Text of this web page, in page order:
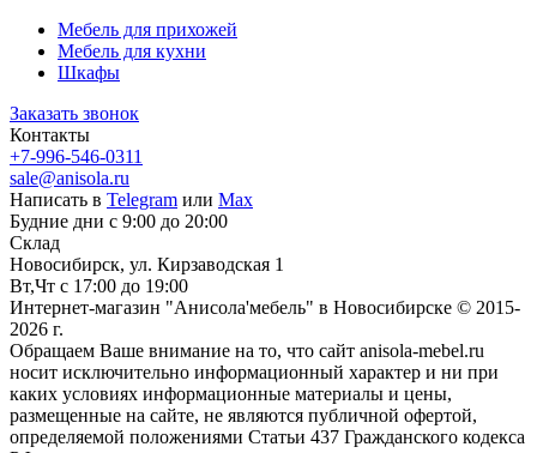
Мебель для прихожей
Мебель для кухни
Шкафы
Заказать звонок
Контакты
+7-996-546-0311
sale@anisola.ru
Написать в Telegram или Max
Будние дни с 9:00 до 20:00
Склад
Новосибирск, ул. Кирзаводская 1
Вт,Чт с 17:00 до 19:00
Интернет-магазин "Анисола'мебель" в Новосибирске © 2015-
2026 г.
Обращаем Ваше внимание на то, что сайт anisola-mebel.ru
носит исключительно информационный характер и ни при
каких условиях информационные материалы и цены,
размещенные на сайте, не являются публичной офертой,
определяемой положениями Статьи 437 Гражданского кодекса